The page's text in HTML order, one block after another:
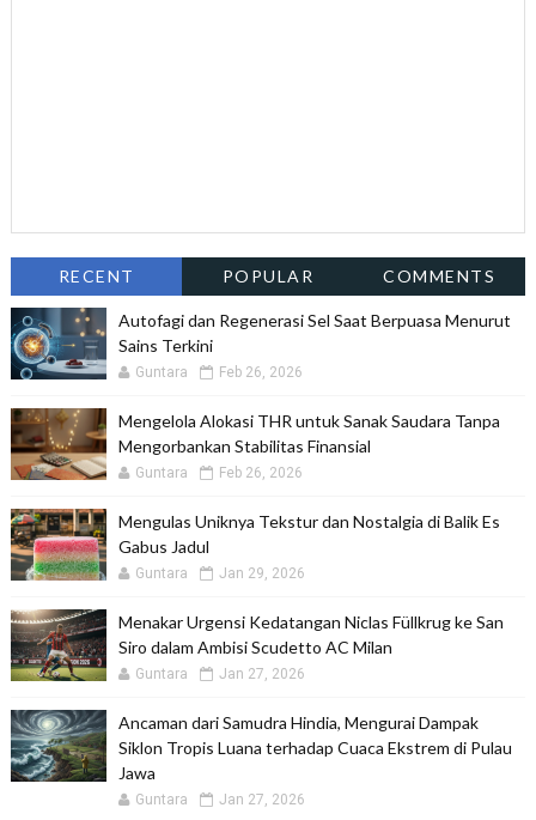
RECENT POPULAR COMMENTS
Autofagi dan Regenerasi Sel Saat Berpuasa Menurut
Sains Terkini
Guntara Feb 26, 2026
Mengelola Alokasi THR untuk Sanak Saudara Tanpa
Mengorbankan Stabilitas Finansial
Guntara Feb 26, 2026
Mengulas Uniknya Tekstur dan Nostalgia di Balik Es
Gabus Jadul
Guntara Jan 29, 2026
Menakar Urgensi Kedatangan Niclas Füllkrug ke San
Siro dalam Ambisi Scudetto AC Milan
Guntara Jan 27, 2026
Ancaman dari Samudra Hindia, Mengurai Dampak
Siklon Tropis Luana terhadap Cuaca Ekstrem di Pulau
Jawa
Guntara Jan 27, 2026